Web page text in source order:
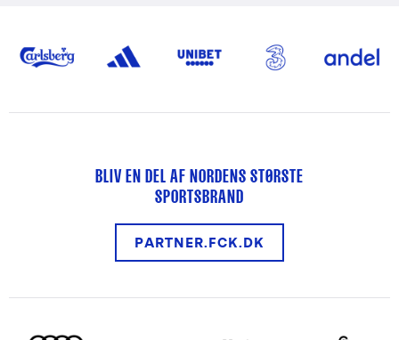
BLIV EN DEL AF NORDENS STØRSTE
SPORTSBRAND
PARTNER.FCK.DK